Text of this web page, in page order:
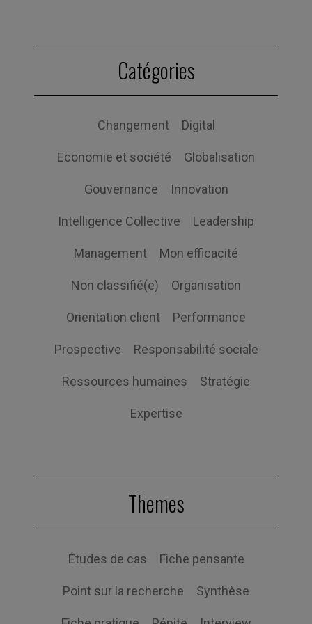
Catégories
Changement Digital
Economie et société Globalisation
Gouvernance Innovation
Intelligence Collective Leadership
Management Mon efficacité
Non classifié(e) Organisation
Orientation client Performance
Prospective Responsabilité sociale
Ressources humaines Stratégie
Expertise
Themes
Études de cas Fiche pensante
Point sur la recherche Synthèse